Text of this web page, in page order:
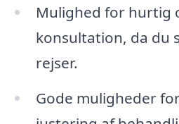
Mulighed for hurtig
konsultation, da du
rejser.
Gode muligheder